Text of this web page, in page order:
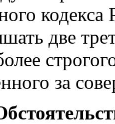
две
за